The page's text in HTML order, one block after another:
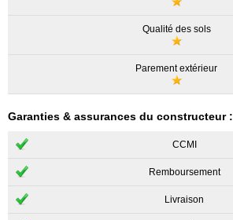
Qualité des sols
Parement extérieur
Garanties & assurances du constructeur :
CCMI
Remboursement
Livraison